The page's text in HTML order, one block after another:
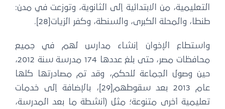
التعليمية، من الابتدائية إلى الثانوية، وتوزعت في مدن:
طنطا، والمحلة الكبرى، والسنطة، وكفر الزيات[28].
واستطاع الإخوان إنشاء مدارس لهم في جميع
محافظات مصر، حتى بلغ عددها 174 مدرسة سنة 2012،
حين وصول الجماعة للحكم، وقد تم مصادرتها كلها
عام 2013 بعد سقوطهم[29]، بالإضافة إلى خدمات
تعليمية أخرى متنوعة؛ مثل (أنشطة ما بعد المدرسة،